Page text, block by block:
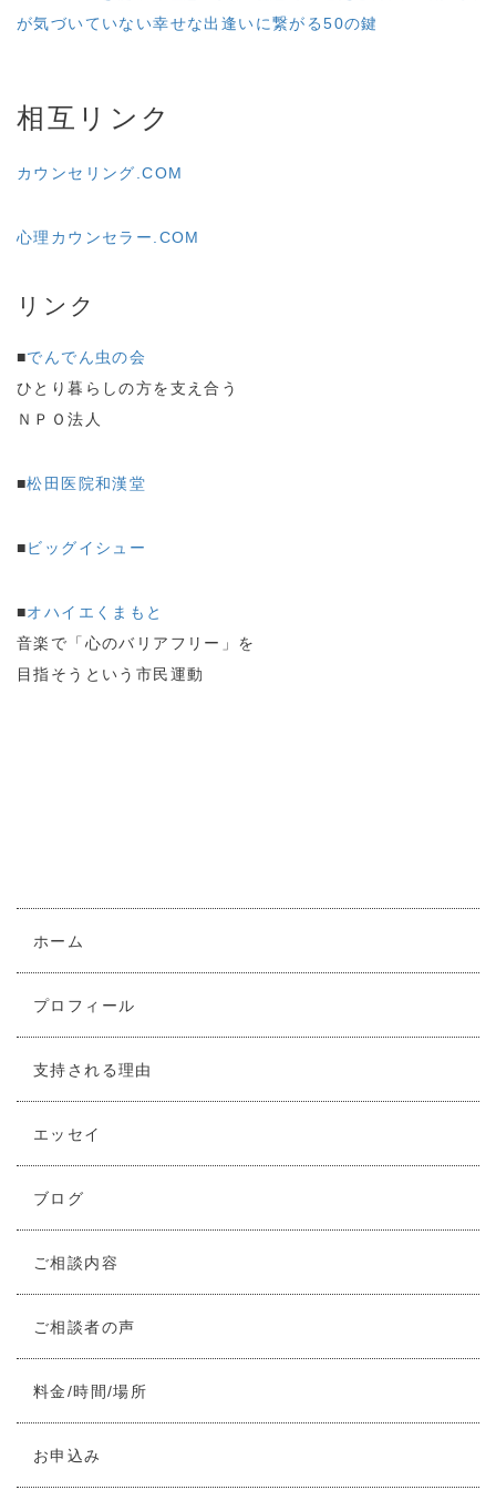
が気づいていない幸せな出逢いに繋がる50の鍵
相互リンク
カウンセリング.COM
心理カウンセラー.COM
リンク
■でんでん虫の会
ひとり暮らしの方を支え合う
ＮＰＯ法人
■松田医院和漢堂
■ビッグイシュー
■オハイエくまもと
音楽で「心のバリアフリー」を
目指そうという市民運動
ホーム
プロフィール
支持される理由
エッセイ
ブログ
ご相談内容
ご相談者の声
料金/時間/場所
お申込み